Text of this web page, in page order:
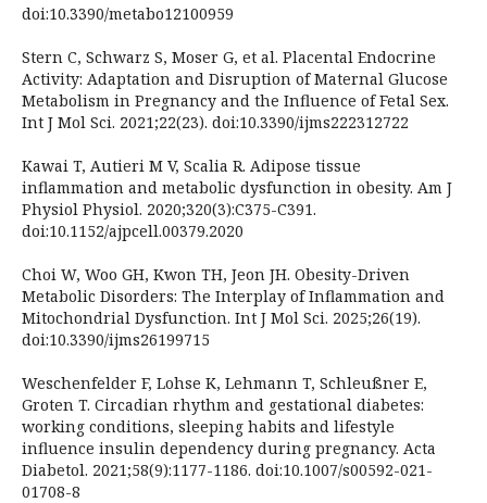
doi:10.3390/metabo12100959
Stern C, Schwarz S, Moser G, et al. Placental Endocrine
Activity: Adaptation and Disruption of Maternal Glucose
Metabolism in Pregnancy and the Influence of Fetal Sex.
Int J Mol Sci. 2021;22(23). doi:10.3390/ijms222312722
Kawai T, Autieri M V, Scalia R. Adipose tissue
inflammation and metabolic dysfunction in obesity. Am J
Physiol Physiol. 2020;320(3):C375-C391.
doi:10.1152/ajpcell.00379.2020
Choi W, Woo GH, Kwon TH, Jeon JH. Obesity-Driven
Metabolic Disorders: The Interplay of Inflammation and
Mitochondrial Dysfunction. Int J Mol Sci. 2025;26(19).
doi:10.3390/ijms26199715
Weschenfelder F, Lohse K, Lehmann T, Schleußner E,
Groten T. Circadian rhythm and gestational diabetes:
working conditions, sleeping habits and lifestyle
influence insulin dependency during pregnancy. Acta
Diabetol. 2021;58(9):1177-1186. doi:10.1007/s00592-021-
01708-8